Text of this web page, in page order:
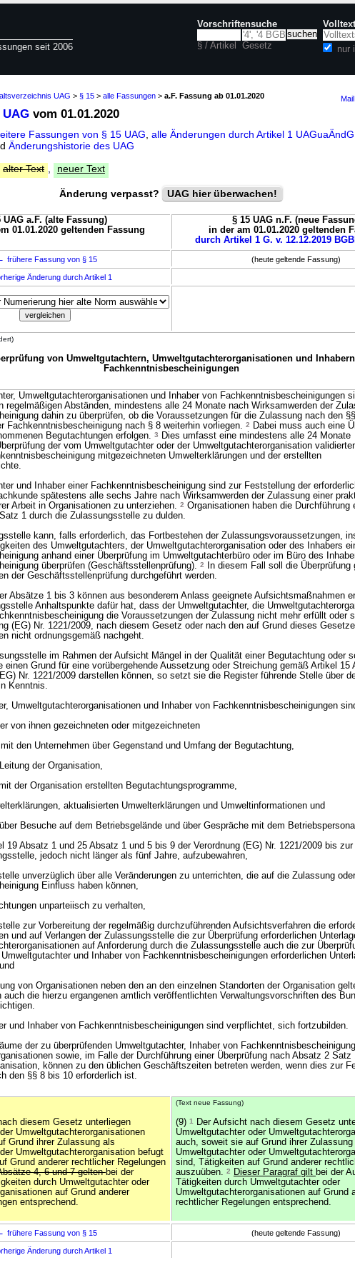
seit 2006
Vorschriftensuche
§ / Artikel Gesetz nur
UAG > § 15 > alle Fassungen > a.F. Fassung ab 01.01.2020
UAG vom 01.01.2020
Fassungen von § 15 UAG alle Änderungen durch Artikel 1
Änderungshistorie des UAG
alter Text neuer Text
Änderung verpasst? UAG hier überwachen!
UAG a.F. (alte Fassung)
01.01.2020 geltenden Fassung
§ 15 UAG n.F. (neue
in der am 01.01.2020 geltenden
durch Artikel 1 G. v. 12.12.2019
frühere Fassung von § 15 (heute geltende Fassung)
Änderung durch Artikel 1
von Umweltgutachtern, Umweltgutachterorganisationen und
Fachkenntnisbescheinigungen
Umweltgutachterorganisationen und Inhaber von Fachkenntnisbescheinigungen
regelmäßigen Abständen, mindestens alle 24 Monate nach Wirksamwerden der
dahin zu überprüfen, ob die Voraussetzungen für die Zulassung nach den
Fachkenntnisbescheinigung nach § 8 weiterhin vorliegen. 2
Dabei muss auch eine
Begutachtungen erfolgen. 3
Dies umfasst eine mindestens alle 24 Monate
der vom Umweltgutachter oder der Umweltgutachterorganisation
mitgezeichneten Umwelterklärungen und der erstellten
und Inhaber einer Fachkenntnisbescheinigung sind zur Feststellung der
spätestens alle sechs Jahre nach Wirksamwerden der Zulassung einer
Arbeit in Organisationen zu unterziehen. 2 Organisationen haben die Durchführung
1 durch die Zulassungsstelle zu dulden.
kann, falls erforderlich, das Fortbestehen der Zulassungsvoraussetzungen,
des Umweltgutachters, der Umweltgutachterorganisation oder des Inhabers
anhand einer Überprüfung im Umweltgutachterbüro oder im Büro des
überprüfen (Geschäftsstellenprüfung). 2
In diesem Fall soll die Überprüfung
der Geschäftsstellenprüfung durchgeführt werden.
Absätze 1 bis 3 können aus besonderem Anlass geeignete Aufsichtsmaßnahmen
Anhaltspunkte dafür hat, dass der Umweltgutachter, die
die Voraussetzungen der Zulassung nicht mehr erfüllt oder
(EG) Nr. 1221/2009, nach diesem Gesetz oder nach den auf Grund dieses
nicht ordnungsgemäß nachgeht.
im Rahmen der Aufsicht Mängel in der Qualität einer Begutachtung oder
einen Grund für eine vorübergehende Aussetzung oder Streichung gemäß Artikel 15
Nr. 1221/2009 darstellen können, so setzt sie die Register führende Stelle über
Kenntnis.
Umweltgutachterorganisationen und Inhaber von Fachkenntnisbescheinigungen
von ihnen gezeichneten oder mitgezeichneten
den Unternehmen über Gegenstand und Umfang der Begutachtung,
der Organisation,
der Organisation erstellten Begutachtungsprogramme,
aktualisierten Umwelterklärungen und Umweltinformationen und
Besuche auf dem Betriebsgelände und über Gespräche mit dem Betriebspersonal
19 Absatz 1 und 25 Absatz 1 und 5 bis 9 der Verordnung (EG) Nr. 1221/2009 bis zur
jedoch nicht länger als fünf Jahre, aufzubewahren,
unverzüglich über alle Veränderungen zu unterrichten, die auf die Zulassung
Einfluss haben können,
unparteiisch zu verhalten,
zur Vorbereitung der regelmäßig durchzuführenden Aufsichtsverfahren die
und auf Verlangen der Zulassungsstelle die zur Überprüfung erforderlichen
auf Anforderung durch die Zulassungsstelle auch die zur
und Inhaber von Fachkenntnisbescheinigungen erforderlichen
von Organisationen neben den an den einzelnen Standorten der Organisation
auch die hierzu ergangenen amtlich veröffentlichten Verwaltungsvorschriften des
und Inhaber von Fachkenntnisbescheinigungen sind verpflichtet, sich fortzubilden.
der zu überprüfenden Umweltgutachter, Inhaber von
sowie, im Falle der Durchführung einer Überprüfung nach Absatz 2 Satz
können zu den üblichen Geschäftszeiten betreten werden, wenn dies zur
den §§ 8 bis 10 erforderlich ist.
diesem Gesetz unterliegen
Umweltgutachterorganisationen
Grund ihrer Zulassung als
Umweltgutachterorganisation befugt
Grund anderer rechtlicher Regelungen
4, 6 und 7 geltenbei der
durch Umweltgutachter oder
auf Grund anderer
entsprechend.
(Text neue Fassung)
(9) 1
Der Aufsicht nach diesem Gesetz
Umweltgutachter oder
auch, soweit sie auf Grund ihrer Zulassung
Umweltgutachter oder
sind, Tätigkeiten auf Grund anderer
auszuüben. 2 Dieser Paragraf gilt bei der
Tätigkeiten durch Umweltgutachter oder
Umweltgutachterorganisationen auf Grund
rechtlicher Regelungen entsprechend.
frühere Fassung von § 15 (heute geltende Fassung)
Änderung durch Artikel 1